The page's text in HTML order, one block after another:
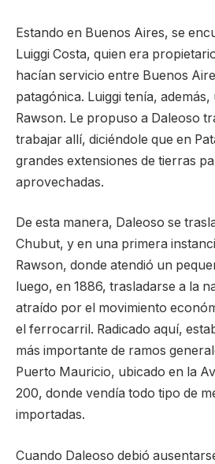
Estando en Buenos Aires, se
Luiggi Costa, quien era
hacían servicio entre Buenos
patagónica. Luiggi tenía,
Rawson. Le propuso a Daleoso
trabajar allí, diciéndole que en
grandes extensiones de tierras
aprovechadas.
De esta manera, Daleoso se
Chubut, y en una primera
Rawson, donde atendió un
luego, en 1886, trasladarse a la
atraído por el movimiento
el ferrocarril. Radicado aquí,
más importante de ramos
Puerto Mauricio, ubicado en la
200, donde vendía todo tipo de
importadas.
Cuando Daleoso debió